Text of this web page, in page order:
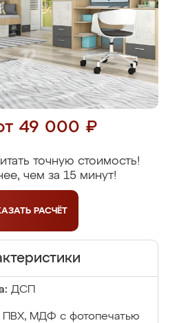
49 000 ₽
точную стоимость!
чем за 15 минут!
РАСЧЁТ
ДСП
МДФ с фотопечатью